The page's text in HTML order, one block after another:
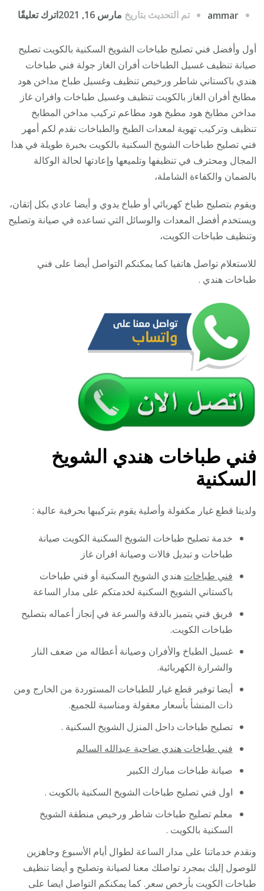
ammar تم التحديث بتاريخ مارس 16, 2021 اترك تعليقًا
غاز
أول وأفضل فني تصليح طباخات الشويخ السكنية بالكويت تصليح
صيانة تنظيف غسيل الطباخات أفران الغاز جولة فني طباخات
هندي باكستاني شاطر ورخيص تنظيف وغسيل طباخ مداخن هود
مطابخ أفران الغاز بالكويت تنظيف وغسيل طباخات وافران غاز
مداخن مطابخ هود مطبخ هود مطاعم تركيب مداخن المطابخ
تنظيف وتركيب تهوية لمعدات الطبخ والطباخات نقدم لكم أمهر
فني تصليح طباخات الشويخ السكنية بالكويت بخبرة طويلة في هذا
المجال ومحترف في تنظيفها وتلميعها وإعادتها لحالة الوكالة
بالضمان والكفاءة الشاملة،
ويقوم بتصليح طباخ كهربائي أو طباخ يدوي و أيضا عادي بكل إتقان،
ويستخدم أفضل المعدات والوسائل التي تساعده في صيانة وتصليح
وتنظيف طباخات الكويت،
للاستعلام تواصل هاتفيا كما يمكنكم التواصل أيضا على فني
طباخات هندي .
فني طباخات هندي الشويخ
السكنية
ولدينا قطع غيار مكفولة وأصلية يقوم بتركيبها بحرفية عالية :
خدمة تصليح طباخات الشويخ السكنية الكويت صيانة
طباخات و تبديل فالات وصيانة افران غاز
فني طباخات هندي الشويخ السكنية أو فني طباخات
باكستاني الشويخ السكنية لخدمتكم على مدار الساعة
فريق فني يتميز بالدقة والسرعة في إنجاز أعماله بتصليح
طباخات الكويت.
غسيل الطباخ والأفران وصيانة أعطاله من ضعف النار
والشرارة الكهربائية.
أيضا توفير قطع غيار للطباخات المستوردة من الخارج ومن
ذات المنشأ بأسعار معقولة ومناسبة للجميع.
تصليح طباخات داحل المنزل الشويخ السكنية .
فني طباخات هندي ضاحية عبدالله السالم
صيانة طباخات مبارك الكبير
اول فني تصليح طباخات الشويخ السكنية بالكويت .
معلم تصليح طباخات شاطر ورخيص منطقة الشويخ
السكنية بالكويت .
ونقدم خدماتنا على مدار الساعة لطوال أيام الأسبوع وجاهزين
للوصول إليك بمجرد تواصلك معنا لصيانة وتصليح و أيضا تنظيف
طباخات الكويت بأرخص سعر. كما يمكنكم التواصل ايضا على